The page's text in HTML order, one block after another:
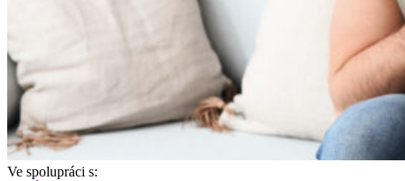
Ve spolupráci s: